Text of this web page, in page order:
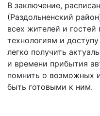
В заключение,
(Раздольненский
всех жителей и
технологиям и
легко получить
и времени прибытия
помнить о возможных
быть готовыми к ним.